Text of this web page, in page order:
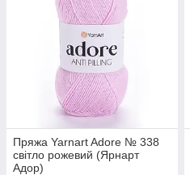
Пряжа Yarnart Adore № 338
світло рожевий (Ярнарт
Адор)